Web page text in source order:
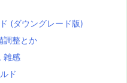
(ダウングレード版)
調整とか
雑感
ド